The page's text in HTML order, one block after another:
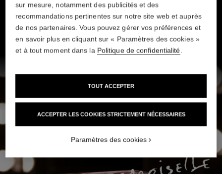
sur mesure, notamment des publicités et des
recommandations pertinentes sur notre site web et auprès
de nos partenaires. Vous pouvez gérer vos préférences et
en savoir plus en cliquant sur « Paramètres des cookies »
et à tout moment dans la Politique de confidentialité
ACCEPTER LES COOKIES STRICTEMENT NÉCESSAIRES
TOUT ACCEPTER
Paramètres des cookies